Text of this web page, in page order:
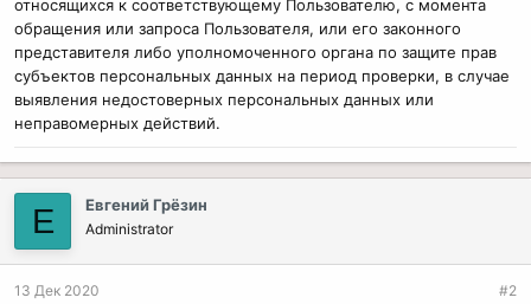
относящихся к соответствующему Пользователю, с момента
обращения или запроса Пользователя, или его законного
представителя либо уполномоченного органа по защите прав
субъектов персональных данных на период проверки, в случае
выявления недостоверных персональных данных или
неправомерных действий.
Е Евгений Грёзин
Administrator
13 Дек 2020 #2